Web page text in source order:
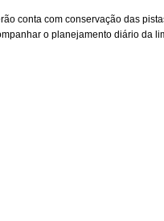
conta com conservação das
o planejamento diário da